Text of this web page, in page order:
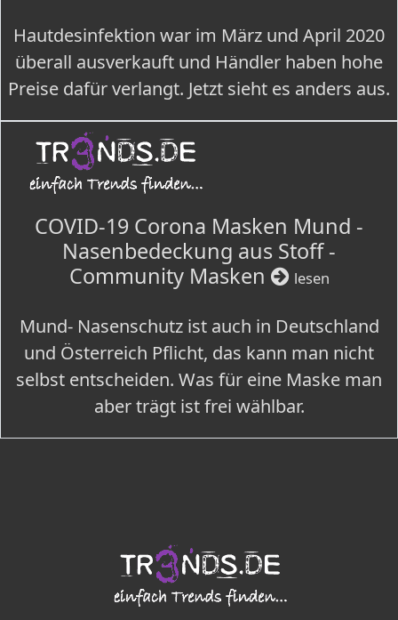
Hautdesinfektion war im März und April 2020
überall ausverkauft und Händler haben hohe
Preise dafür verlangt. Jetzt sieht es anders aus.
COVID-19 Corona Masken Mund -
Nasenbedeckung aus Stoff -
Community Masken
lesen
Mund- Nasenschutz ist auch in Deutschland
und Österreich Pflicht, das kann man nicht
selbst entscheiden. Was für eine Maske man
aber trägt ist frei wählbar.